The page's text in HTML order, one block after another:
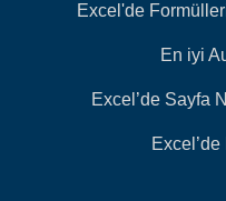
Excel'de
En iyi
Excel’de Sayfa